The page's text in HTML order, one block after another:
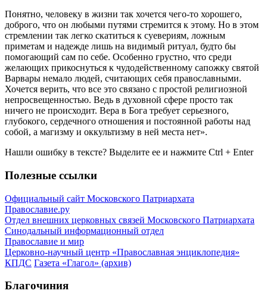
Понятно, человеку в жизни так хочется чего-то хорошего,
доброго, что он любыми путями стремится к этому. Но в этом
стремлении так легко скатиться к суевериям, ложным
приметам и надежде лишь на видимый ритуал, будто бы
помогающий сам по себе. Особенно грустно, что среди
желающих прикоснуться к чудодейственному сапожку святой
Варвары немало людей, считающих себя православными.
Хочется верить, что все это связано с простой религиозной
непросвещенностью. Ведь в духовной сфере просто так
ничего не происходит. Вера в Бога требует серьезного,
глубокого, сердечного отношения и постоянной работы над
собой, а магизму и оккультизму в ней места нет».
Нашли ошибку в тексте? Выделите ее и нажмите Ctrl + Enter
Полезные ссылки
Официальный сайт Московского Патриархата
Православие.ру
Отдел внешних церковных связей Московского Патриархата
Синодальный информационный отдел
Православие и мир
Церковно-научный центр «Православная энциклопедия»
КПДС Газета «Глагол» (архив)
Благочиния